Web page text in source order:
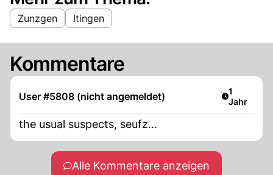
Zunzgen Itingen
Kommentare
User #5808 (nicht angemeldet) Artikel
1
Jahr
the usual suspects, seufz...
Alle Kommentare anzeigen